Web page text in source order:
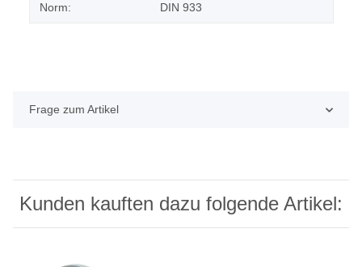
Norm: DIN 933
Frage zum Artikel
Kunden kauften dazu folgende Artikel: